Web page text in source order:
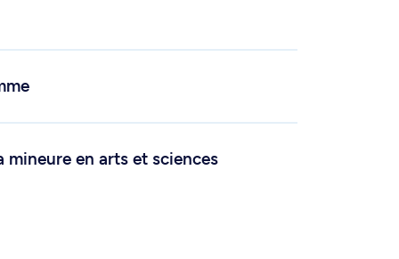
mineure en arts et sciences